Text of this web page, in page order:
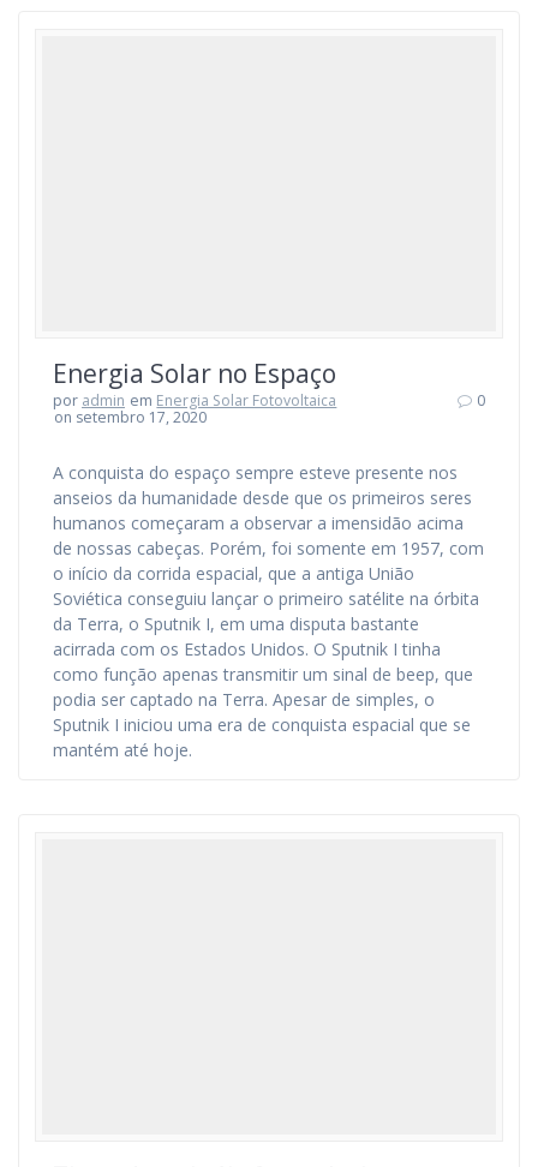
Energia Solar no Espaço
por admin em Energia Solar Fotovoltaica
on setembro 17, 2020
0
A conquista do espaço sempre esteve presente nos
anseios da humanidade desde que os primeiros seres
humanos começaram a observar a imensidão acima
de nossas cabeças. Porém, foi somente em 1957, com
o início da corrida espacial, que a antiga União
Soviética conseguiu lançar o primeiro satélite na órbita
da Terra, o Sputnik I, em uma disputa bastante
acirrada com os Estados Unidos. O Sputnik I tinha
como função apenas transmitir um sinal de beep, que
podia ser captado na Terra. Apesar de simples, o
Sputnik I iniciou uma era de conquista espacial que se
mantém até hoje.